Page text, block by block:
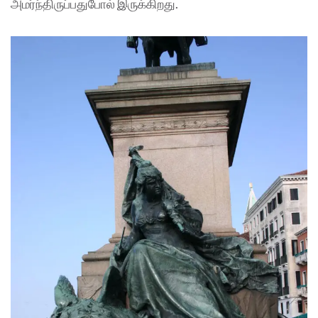
அமர்ந்திருப்பதுபோல் இருக்கிறது.